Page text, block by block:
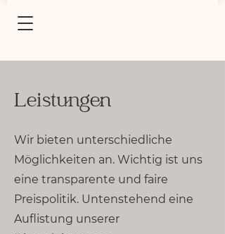
Leistungen
Wir bieten unterschiedliche
Möglichkeiten an. Wichtig ist uns
eine transparente und faire
Preispolitik. Untenstehend eine
Auflistung unserer